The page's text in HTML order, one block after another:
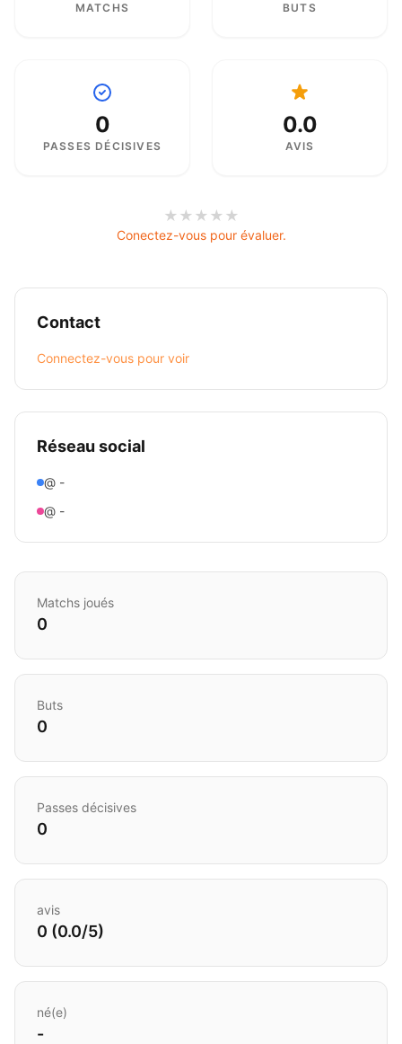
MATCHS BUTS
0
PASSES DÉCISIVES
0.0
AVIS
★ ★ ★ ★ ★
Conectez-vous pour évaluer.
Contact
Connectez-vous pour voir
Réseau social
@ -
@ -
Matchs joués
0
Buts
0
Passes décisives
0
avis
0 (0.0/5)
né(e)
-